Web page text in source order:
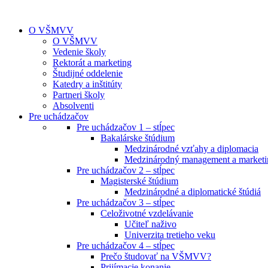
O VŠMVV
O VŠMVV
Vedenie školy
Rektorát a marketing
Študijné oddelenie
Katedry a inštitúty
Partneri školy
Absolventi
Pre uchádzačov
Pre uchádzačov 1 – stĺpec
Bakalárske štúdium
Medzinárodné vzťahy a diplomacia
Medzinárodný management a
Pre uchádzačov 2 – stĺpec
Magisterské štúdium
Medzinárodné a diplomatické štúdiá
Pre uchádzačov 3 – stĺpec
Celoživotné vzdelávanie
Učiteľ naživo
Univerzita tretieho veku
Pre uchádzačov 4 – stĺpec
Prečo študovať na VŠMVV?